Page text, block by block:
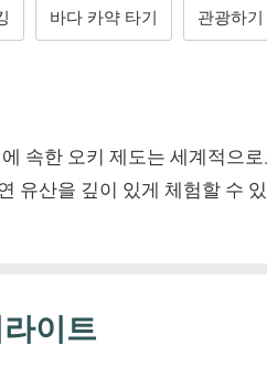
바다 카약 타기 관광하기
속한 오키 제도는 세계적으
유산을 깊이 있게 체험할 수
이트